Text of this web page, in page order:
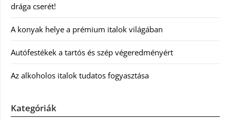
drága cserét!
A konyak helye a prémium italok világában
Autófestékek a tartós és szép végeredményért
Az alkoholos italok tudatos fogyasztása
Kategóriák